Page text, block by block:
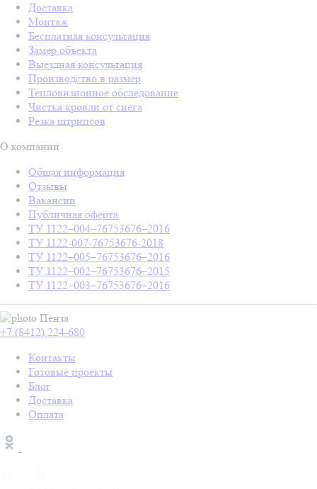
Доставка
Монтаж
Бесплатная консультация
Замер объекта
Выездная консультация
Производство в размер
Тепловизионное обследование
Чистка кровли от снега
Резка штрипсов
О компании
Общая информация
Отзывы
Вакансии
Публичная оферта
ТУ 1122–004–76753676–2016
ТУ 1122-007-76753676-2018
ТУ 1122–005–76753676–2016
ТУ 1122–002–76753676–2015
ТУ 1122–003–76753676–2016
Пенза
+7 (8412) 224-680
Контакты
Готовые проекты
Блог
Доставка
Оплата